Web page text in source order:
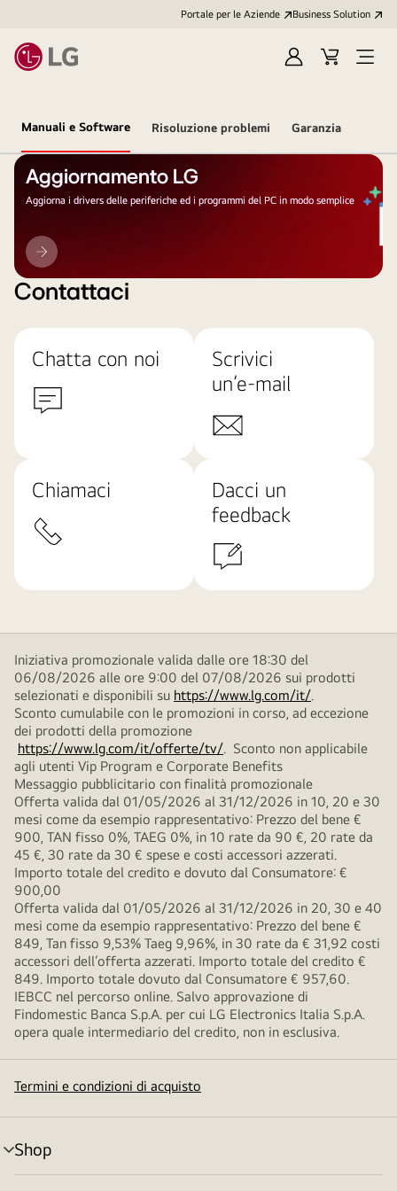
Portale per le Aziende Business Solution
AccediCart
Open
Manuali e Software Risoluzione problemi Garanzia
Aggiornamento LG
Aggiorna i drivers delle periferiche ed i programmi del PC in modo semplice
Aggiornamento
LG
Contattaci
Chatta con noi
Scrivici
un’e-mail
Chiamaci
Dacci un
feedback
Iniziativa promozionale valida dalle ore 18:30 del
06/08/2026 alle ore 9:00 del 07/08/2026 sui prodotti
selezionati e disponibili su https://www.lg.com/it/.
Sconto cumulabile con le promozioni in corso, ad eccezione
dei prodotti della promozione
https://www.lg.com/it/offerte/tv/. Sconto non applicabile
agli utenti Vip Program e Corporate Benefits
Messaggio pubblicitario con finalità promozionale
Offerta valida dal 01/05/2026 al 31/12/2026 in 10, 20 e 30
mesi come da esempio rappresentativo: Prezzo del bene €
900, TAN fisso 0%, TAEG 0%, in 10 rate da 90 €, 20 rate da
45 €, 30 rate da 30 € spese e costi accessori azzerati.
Importo totale del credito e dovuto dal Consumatore: €
900,00
Offerta valida dal 01/05/2026 al 31/12/2026 in 20, 30 e 40
mesi come da esempio rappresentativo: Prezzo del bene €
849, Tan fisso 9,53% Taeg 9,96%, in 30 rate da € 31,92 costi
accessori dell’offerta azzerati. Importo totale del credito €
849. Importo totale dovuto dal Consumatore € 957,60.
IEBCC nel percorso online. Salvo approvazione di
Findomestic Banca S.p.A. per cui LG Electronics Italia S.p.A.
opera quale intermediario del credito, non in esclusiva.
Termini e condizioni di acquisto
Shop
Attivazione
menu